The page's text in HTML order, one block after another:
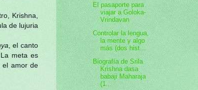
Krishna,
de lujuria
, el canto
meta es
el amor de
El pasaporte para
viajar a Goloka-
Vrindavan
Controlar la lengua,
la mente y algo
más (dos hist...
Biografía de Srila
Krishna dasa
babaji Maharaja
(1...